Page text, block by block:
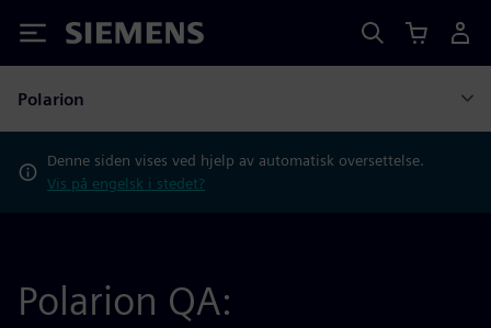
Siemens
Polarion
Denne siden vises ved hjelp av automatisk oversettelse.
Vis på engelsk i stedet?
Polarion QA: